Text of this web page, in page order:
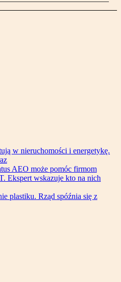
w nieruchomości i energetykę.
AEO może pomóc firmom
Ekspert wskazuje kto na nich
plastiku. Rząd spóźnia się z